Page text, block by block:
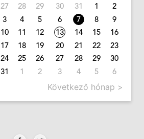
27 28 29 30 31 1
2
3
4 5 6 7 8
9
10
11 12 13 14 15
16
17
18 19 20 21 22
23
24
25 26 27 28 29
30
31
1 2 3 4 5 6
Következő hónap >